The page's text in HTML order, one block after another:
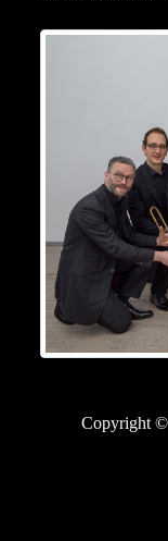
Copyright ©